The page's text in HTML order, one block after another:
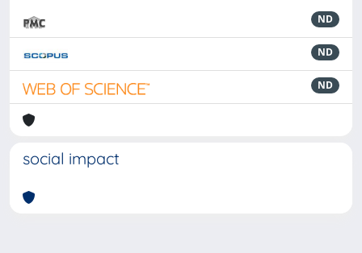
ND
ND
ND
social impact